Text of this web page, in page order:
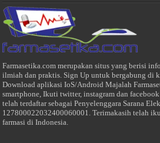
Farmasetika.com merupakan situs yang berisi
ilmiah dan praktis. Sign Up untuk bergabung di
Download aplikasi IoS/Android Majalah
smartphone, Ikuti twitter, instagram dan
telah terdaftar sebagai Penyelenggara Sarana
127800022032400060001. Terimakasih telah
farmasi di Indonesia.